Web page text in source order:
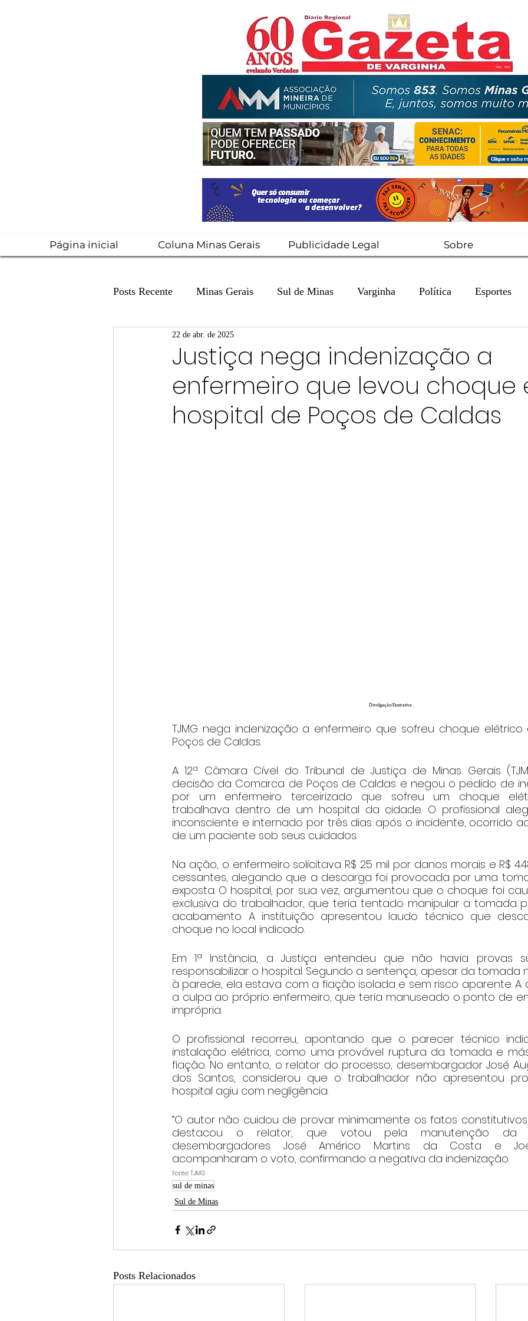
Página inicial Coluna Minas Gerais Publicidade Legal Sobre
Posts Recente Minas Gerais Sul de Minas Varginha Política Esportes
Coluna Fatos e Versões
Coluna: Agenda 21 Coluna: SindJori Internacional Coluna Jurídica
Coluna Arte e Cultura em Ação
Justiça nega indenização a
enfermeiro que levou choque
hospital de Poços de Caldas
22 de abr. de 2025
Divulgação/Ilustrativa
TJMG nega indenização a enfermeiro que sofreu choque
Poços de Caldas.
A 12ª Câmara Cível do Tribunal de Justiça de Minas Gerais
decisão da Comarca de Poços de Caldas e negou o pedido de
por um enfermeiro terceirizado que sofreu um choque
trabalhava dentro de um hospital da cidade. O profissional
inconsciente e internado por três dias após o incidente, ocorrido
de um paciente sob seus cuidados.
Na ação, o enfermeiro solicitava R$ 25 mil por danos morais e R$
cessantes, alegando que a descarga foi provocada por uma
exposta. O hospital, por sua vez, argumentou que o choque foi
exclusiva do trabalhador, que teria tentado manipular a tomada
acabamento. A instituição apresentou laudo técnico que
choque no local indicado.
Em 1ª Instância, a Justiça entendeu que não havia provas
responsabilizar o hospital. Segundo a sentença, apesar da tomada
à parede, ela estava com a fiação isolada e sem risco aparente. A
a culpa ao próprio enfermeiro, que teria manuseado o ponto de
imprópria.
O profissional recorreu, apontando que o parecer técnico
instalação elétrica, como uma provável ruptura da tomada e
fiação. No entanto, o relator do processo, desembargador José
dos Santos, considerou que o trabalhador não apresentou
hospital agiu com negligência.
“O autor não cuidou de provar minimamente os fatos constitutivos
destacou o relator, que votou pela manutenção da
desembargadores José Américo Martins da Costa e
acompanharam o voto, confirmando a negativa da indenização.
Fonte: TJMG
sul de minas
Sul de Minas
Posts Relacionados